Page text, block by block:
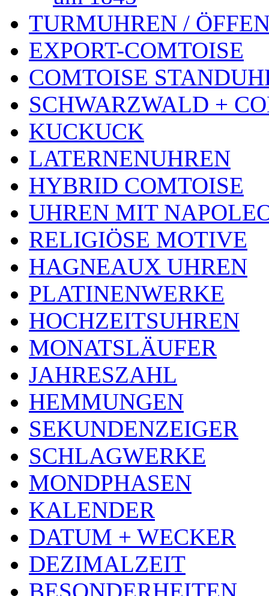
TURMUHREN /
EXPORT-COMTOISE
COMTOISE
SCHWARZWALD +
KUCKUCK
LATERNENUHREN
HYBRID COMTOISE
UHREN MIT
RELIGIÖSE MOTIVE
HAGNEAUX UHREN
PLATINENWERKE
HOCHZEITSUHREN
MONATSLÄUFER
JAHRESZAHL
HEMMUNGEN
SEKUNDENZEIGER
SCHLAGWERKE
MONDPHASEN
KALENDER
DATUM + WECKER
DEZIMALZEIT